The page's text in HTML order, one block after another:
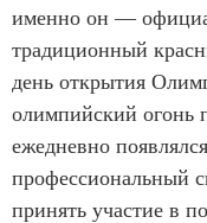
именно он —
традиционный
день открытия
олимпийский огонь
ежедневно
профессиональный
принять участие в